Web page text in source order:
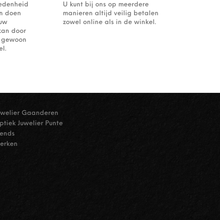
doen
door
U kunt bij ons op meerdere
manieren altijd veilig betalen
zowel online als in de winkel.
Gaanderen
Juwelier Punte